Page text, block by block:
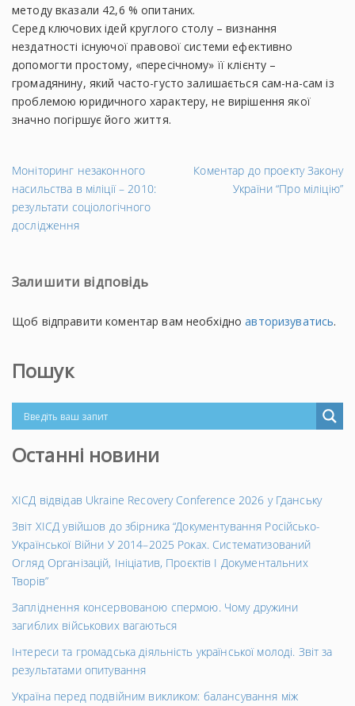
методу вказали 42,6 % опитаних.
Серед ключових ідей круглого столу – визнання
нездатності існуючої правової системи ефективно
допомогти простому, «пересічному» її клієнту –
громадянину, який часто-густо залишається сам-на-сам із
проблемою юридичного характеру, не вирішення якої
значно погіршує його життя.
←
Попередній
запис
Моніторинг незаконного
насильства в міліції – 2010:
результати соціологічного
дослідження
Коментар до проекту Закону
України “Про міліцію”
Залишити відповідь
Щоб відправити коментар вам необхідноавторизуватись.
Пошук
Останні новини
ХІСД відвідав Ukraine Recovery Conference 2026 у Гданську
Звіт ХІСД увійшов до збірника “Документування Російсько-
Української Війни У 2014–2025 Роках. Систематизований
Огляд Організацій, Ініціатив, Проєктів І Документальних
Творів”
Запліднення консервованою спермою. Чому дружини
загиблих військових вагаються
Інтереси та громадська діяльність української молоді. Звіт за
результатами опитування
Україна перед подвійним викликом: балансування між